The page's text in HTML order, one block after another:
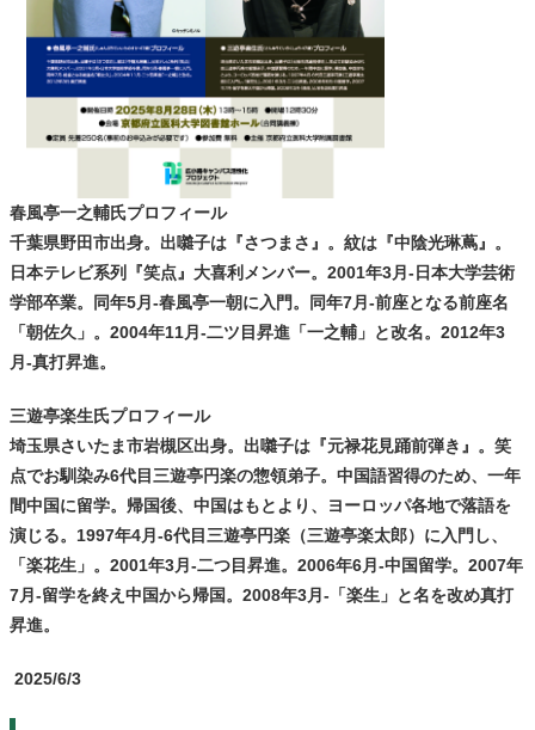
春風亭一之輔氏プロフィール
千葉県野田市出身。 出囃子は『さつまさ』。紋は『中陰光琳蔦』。
日本テレビ系列『笑点』大喜利メンバー。 2001年3月-日本大学芸術
学部卒業。
同年5月-春風亭一朝に入門。
同年7月-前座となる前座名
「朝佐久」。 2004年11月-二ツ目昇進「一之輔」と改名。 2012年3
月-真打昇進。
三遊亭楽生氏プロフィール
埼玉県さいたま市岩槻区出身。 出囃子は『元禄花見踊前弾き』。笑
点でお馴染み6代目三遊亭円楽の惣領弟子。中国語習得のため、一年
間中国に留学。帰国後、中国はもとより、ヨーロッパ各地で落語を
演じる。 1997年4月-6代目三遊亭円楽（三遊亭楽太郎）に入門し、
「楽花生」。 2001年3月-二つ目昇進。 2006年6月-中国留学。 2007年
7月-留学を終え中国から帰国。 2008年3月-「楽生」と名を改め真打
昇進。
2025/6/3